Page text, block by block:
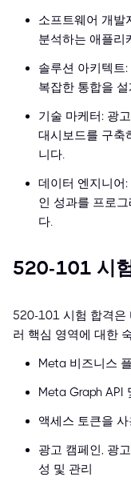
소프트웨어 개발
분석하는 애플리
솔루션 아키텍트
복잡한 통합을
기술 마케터: 광
대시보드를 구축
니다.
데이터 엔지니어
인 성과를 프로
다.
520-101 시
520-101 시험 합격은
러 핵심 영역에 대한
Meta 비즈니스
Meta Graph API
액세스 토큰을
광고 캠페인, 광
성 및 관리